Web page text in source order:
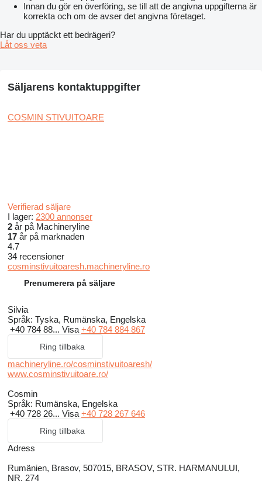
Innan du gör en överföring, se till att de angivna uppgifterna är
korrekta och om de avser det angivna företaget.
Har du upptäckt ett bedrägeri?
Låt oss veta
Säljarens kontaktuppgifter
COSMIN STIVUITOARE
Verifierad säljare
I lager: 2300 annonser
2 år på Machineryline
17 år på marknaden
4.7
34 recensioner
cosminstivuitoaresh.machineryline.ro
Prenumerera på säljare
Silvia
Språk: Tyska, Rumänska, Engelska
+40 784 88... Visa +40 784 884 867
Ring tillbaka
machineryline.ro/cosminstivuitoaresh/
www.cosminstivuitoare.ro/
Cosmin
Språk: Rumänska, Engelska
+40 728 26... Visa +40 728 267 646
Ring tillbaka
Adress
Rumänien, Brasov, 507015, BRASOV, STR. HARMANULUI,
NR. 274